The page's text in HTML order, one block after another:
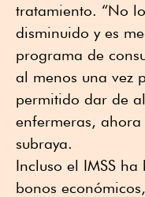
tratamiento. “No
disminuido y es
programa de
al menos una vez
permitido dar de
enfermeras,
subraya.
Incluso el IMSS
bonos